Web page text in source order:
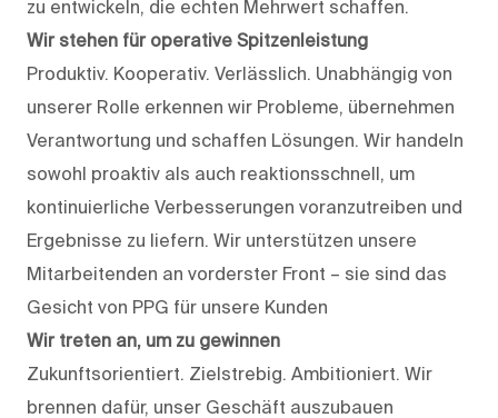
zu entwickeln, die echten Mehrwert schaffen.
Wir stehen für operative Spitzenleistung
Produktiv. Kooperativ. Verlässlich. Unabhängig von
unserer Rolle erkennen wir Probleme, übernehmen
Verantwortung und schaffen Lösungen. Wir handeln
sowohl proaktiv als auch reaktionsschnell, um
kontinuierliche Verbesserungen voranzutreiben und
Ergebnisse zu liefern. Wir unterstützen unsere
Mitarbeitenden an vorderster Front – sie sind das
Gesicht von PPG für unsere Kunden
Wir treten an, um zu gewinnen
Zukunftsorientiert. Zielstrebig. Ambitioniert. Wir
brennen dafür, unser Geschäft auszubauen